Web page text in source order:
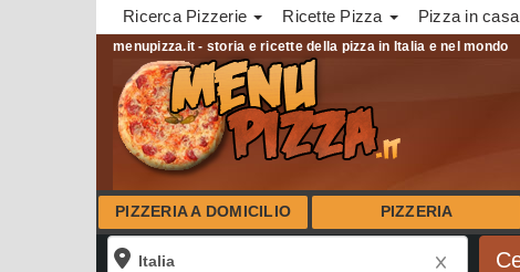
Ricerca Pizzerie Ricette Pizza Pizza in casa
menupizza.it - storia e ricette della pizza in Italia e nel mondo
PIZZERIA A DOMICILIO PIZZERIA